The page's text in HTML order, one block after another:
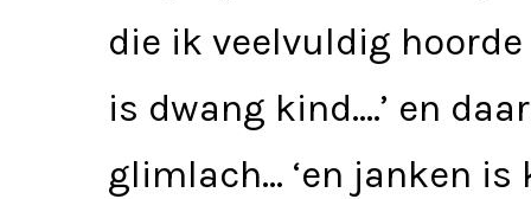
die ik veelvuldig
is dwang kind….’ en
glimlach… ‘en janken